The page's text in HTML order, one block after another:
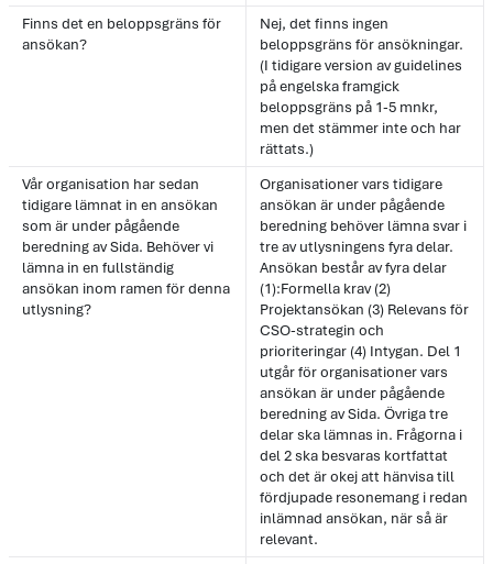
Finns det en beloppsgräns för
ansökan?
Nej, det finns ingen
beloppsgräns för ansökningar.
(I tidigare version av guidelines
på engelska framgick
beloppsgräns på 1-5 mnkr,
men det stämmer inte och har
rättats.)
Vår organisation har sedan
tidigare lämnat in en ansökan
som är under pågående
beredning av Sida. Behöver vi
lämna in en fullständig
ansökan inom ramen för denna
utlysning?
Organisationer vars tidigare
ansökan är under pågående
beredning behöver lämna svar i
tre av utlysningens fyra delar.
Ansökan består av fyra delar
(1):Formella krav (2)
Projektansökan (3) Relevans för
CSO-strategin och
prioriteringar (4) Intygan. Del 1
utgår för organisationer vars
ansökan är under pågående
beredning av Sida. Övriga tre
delar ska lämnas in. Frågorna i
del 2 ska besvaras kortfattat
och det är okej att hänvisa till
fördjupade resonemang i redan
inlämnad ansökan, när så är
relevant.